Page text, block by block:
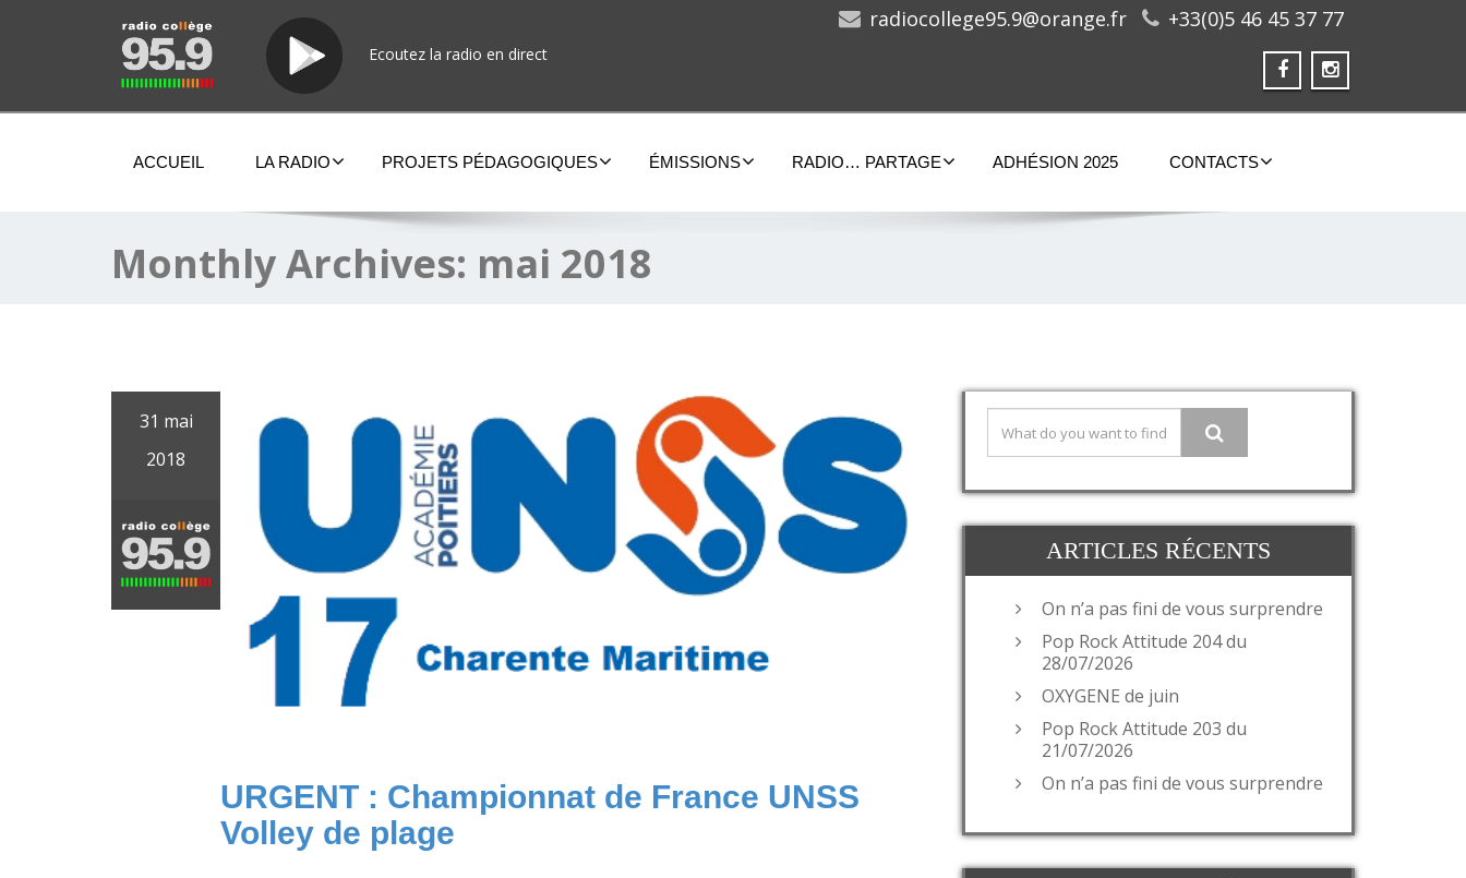
Ecoutez la radio en direct
radiocollege95.9@orange.fr +33(0)5 46 45 37 77
ACCUEIL LA RADIO PROJETS PÉDAGOGIQUES ÉMISSIONS RADIO… PARTAGE ADHÉSION 2025 CONTACTS
Monthly Archives: mai 2018
31 mai
2018
URGENT : Championnat de France UNSS
Volley de plage
ARTICLES RÉCENTS
On n’a pas fini de vous surprendre
Pop Rock Attitude 204 du
28/07/2026
OXYGENE de juin
Pop Rock Attitude 203 du
21/07/2026
On n’a pas fini de vous surprendre